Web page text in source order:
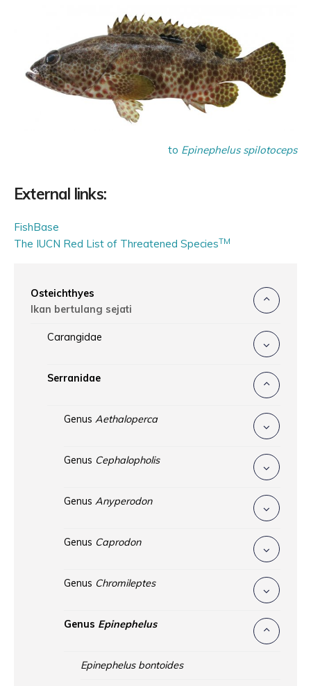
to Epinephelus spilotoceps
External links:
FishBase
The IUCN Red List of Threatened SpeciesTM
Osteichthyes
Ikan bertulang sejati
Carangidae
Serranidae
Genus Aethaloperca
Genus Cephalopholis
Genus Anyperodon
Genus Caprodon
Genus Chromileptes
Genus Epinephelus
Epinephelus bontoides